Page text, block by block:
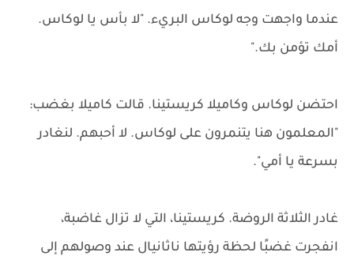
عندما واجهت وجه لوكاس البريء. "لا بأس يا لوكاس.
أمك تؤمن بك."
احتضن لوكاس وكاميلا كريستينا. قالت كاميلا بغضب:
"المعلمون هنا يتنمرون على لوكاس. لا أحبهم. لنغادر
بسرعة يا أمي".
غادر الثلاثة الروضة. كريستينا، التي لا تزال غاضبة،
انفجرت غضبًا لحظة رؤيتها ناثانيال عند وصولهم إلى